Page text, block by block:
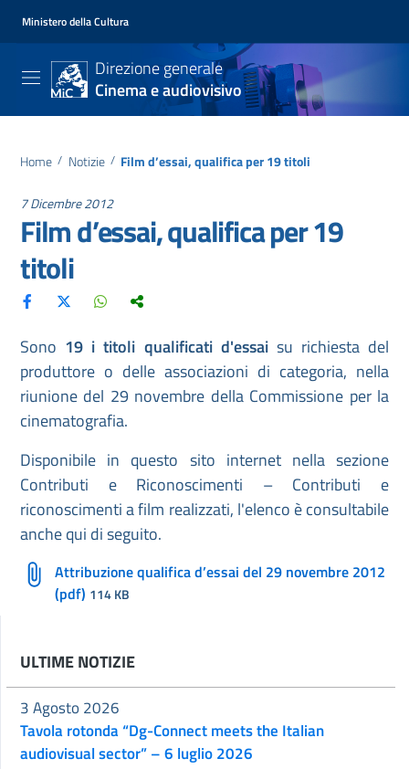
Ministero della Cultura
Direzione generale
Cinema e audiovisivo
Home / Notizie / Film d’essai, qualifica per 19 titoli
7 Dicembre 2012
Film d’essai, qualifica per 19
titoli
Sono 19 i titoli qualificati d'essai su richiesta del
produttore o delle associazioni di categoria, nella
riunione del 29 novembre della Commissione per la
cinematografia.
Disponibile in questo sito internet nella sezione
Contributi e Riconoscimenti – Contributi e
riconoscimenti a film realizzati, l'elenco è consultabile
anche qui di seguito.
Attribuzione qualifica d’essai del 29 novembre 2012
(pdf) 114 KB
ULTIME NOTIZIE
Tavola rotonda “Dg-Connect meets the Italian
audiovisual sector” – 6 luglio 2026
3 Agosto 2026